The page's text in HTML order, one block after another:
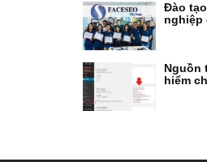
Đào
nghiệp
Nguồn
hiểm